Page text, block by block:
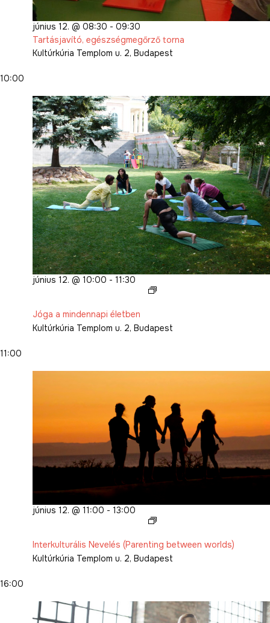
június 12. @ 08:30 - 09:30
Tartásjavító, egészségmegőrző torna
Kultúrkúria Templom u. 2, Budapest
10:00
június 12. @ 10:00 - 11:30
a
mindennapi
életben
Jóga a mindennapi életben
Kultúrkúria Templom u. 2, Budapest
11:00
június 12. @ 11:00 - 13:00
(Parenting
between
worlds)
Interkulturális Nevelés (Parenting between worlds)
Kultúrkúria Templom u. 2, Budapest
16:00